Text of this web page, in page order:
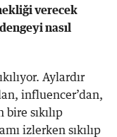
verecek
nasıl
Aylardır
influencer’dan,
sıkılıp
izlerken sıkılıp